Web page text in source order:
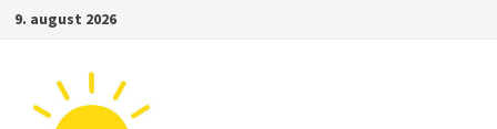
Gå9. august 2026